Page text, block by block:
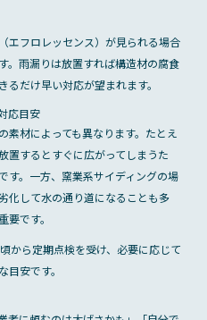
エフロレッセンス）が見られる場合
。雨漏りは放置すれば構造材の腐食
だけ早い対応が望まれます。
応目安
素材によっても異なります。たとえ
置するとすぐに広がってしまうた
す。一方、窯業系サイディングの場
化して水の通り道になることも多
です。
から定期点検を受け、必要に応じて
安です。